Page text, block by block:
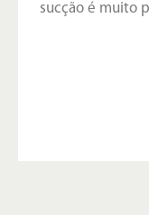
sucção é muito